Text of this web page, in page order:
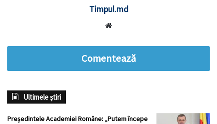
Timpul.md
Comentează
Ultimele știri
Președintele Academiei Române: „Putem începe